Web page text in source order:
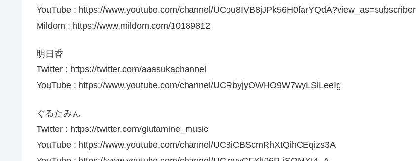
YouTube : https://www.youtube.com/channel/UCou8IVB8jJPk56H0farYQdA?view_as=subscriber
Mildom : https://www.mildom.com/10189812
明日香
Twitter : https://twitter.com/aaasukachannel
YouTube : https://www.youtube.com/channel/UCRbyjyOWHO9W7wyLSlLeeIg
ぐるたみん
Twitter : https://twitter.com/glutamine_music
YouTube : https://www.youtube.com/channel/UC8iCBScmRhXtQihCEqizs3A